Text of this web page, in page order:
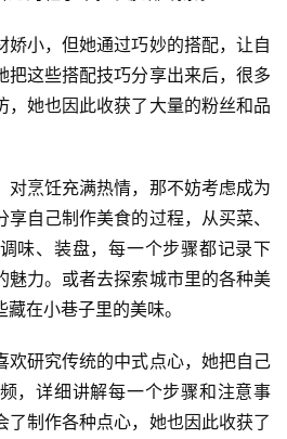
娇小，但她通过巧妙的搭配，让自
把这些搭配技巧分享出来后，很多
，她也因此收获了大量的粉丝和品
对烹饪充满热情，那不妨考虑成为
享自己制作美食的过程，从买菜、
味、装盘，每一个步骤都记录下
魅力。或者去探索城市里的各种美
在小巷子里的美味。
欢研究传统的中式点心，她把自己
，详细讲解每一个步骤和注意事
了制作各种点心，她也因此收获了